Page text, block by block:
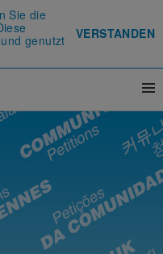
Sie die
genutzt
VERSTANDEN